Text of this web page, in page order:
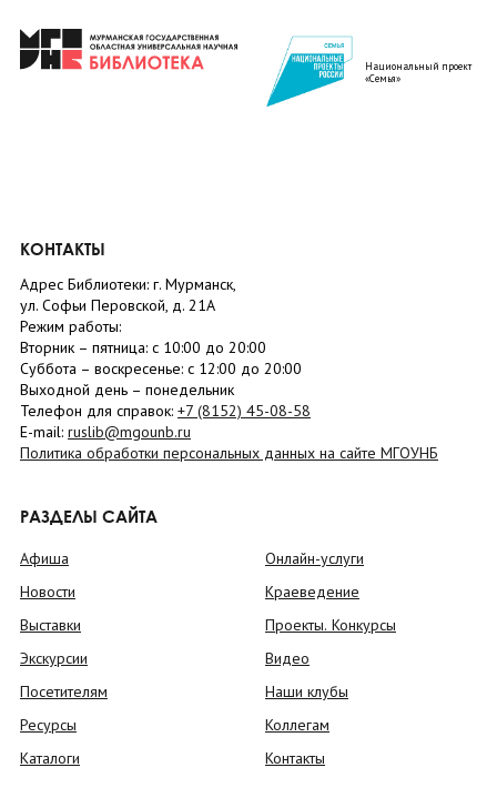
Национальный проект
«Семья»
КОНТАКТЫ
Адрес Библиотеки: г. Мурманск,
ул. Софьи Перовской, д. 21А
Режим работы:
Вторник – пятница: с 10:00 до 20:00
Суббота – воскресенье: c 12:00 до 20:00
Выходной день – понедельник
Телефон для справок: +7 (8152) 45-08-58
E-mail: ruslib@mgounb.ru
Политика обработки персональных данных на сайте МГОУНБ
РАЗДЕЛЫ САЙТА
Афиша
Новости
Выставки
Экскурсии
Посетителям
Ресурсы
Каталоги
Онлайн-услуги
Краеведение
Проекты. Конкурсы
Видео
Наши клубы
Коллегам
Контакты